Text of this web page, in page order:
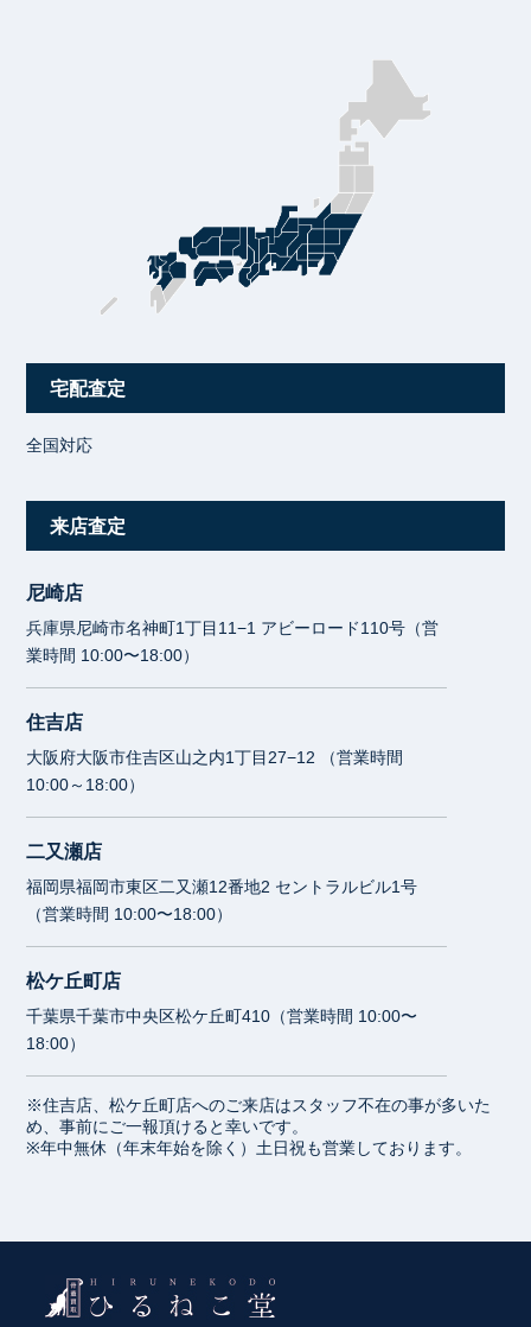
宅配査定
全国対応
来店査定
尼崎店
兵庫県尼崎市名神町1丁目11−1 アビーロード110号（営
業時間 10:00〜18:00）
住吉店
大阪府大阪市住吉区山之内1丁目27−12 （営業時間
10:00～18:00）
二又瀬店
福岡県福岡市東区二又瀬12番地2 セントラルビル1号
（営業時間 10:00〜18:00）
松ケ丘町店
千葉県千葉市中央区松ケ丘町410（営業時間 10:00〜
18:00）
※住吉店、松ケ丘町店へのご来店はスタッフ不在の事が多いた
め、事前にご一報頂けると幸いです。
※年中無休（年末年始を除く）土日祝も営業しております。